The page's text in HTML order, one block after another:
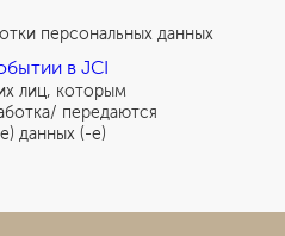
персональных данных
в JCI
лиц, которым
передаются
данных (-е)